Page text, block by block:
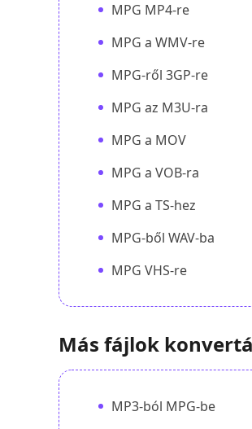
MPG MP4-re
MPG a WMV-re
MPG-ről 3GP-re
MPG az M3U-ra
MPG a MOV
MPG a VOB-ra
MPG a TS-hez
MPG-ből WAV-ba
MPG VHS-re
Más fájlok
MP3-ból MPG-be